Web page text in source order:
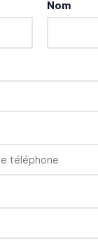
Nom